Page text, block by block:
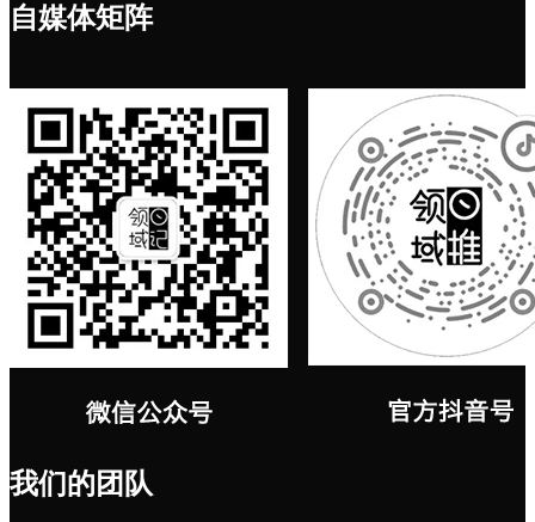
自媒体矩阵
我们的团队